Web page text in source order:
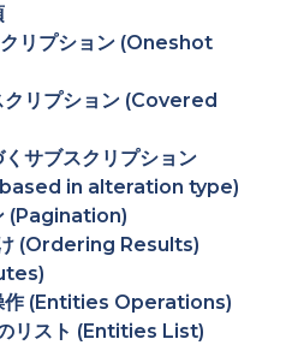
リプション (Oneshot
クリプション (Covered
サブスクリプション
in alteration type)
(Pagination)
(Ordering Results)
作 (Entities Operations)
リスト (Entities List)